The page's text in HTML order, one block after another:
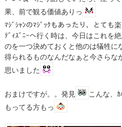
果、前で観る価値ありっ
ﾏｼﾞｼｬﾝのﾏｼﾞｯｸもあったり、とても
ﾃﾞｨｽﾞﾆｰへ行く時は、今日はこれを
のを一つ決めておくと他のは犠牲に
得られるものなんだなぁと今さらな
思いました
おまけですが。。発見
こんな、
もってる方もっ